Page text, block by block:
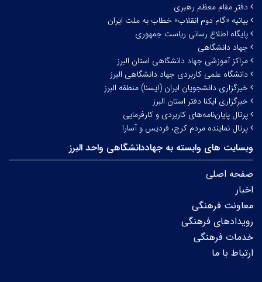
دفتر مقام معظم رهبری
بیانیه «گام دوم انقلاب» خطاب به ملت ایران
پایگاه اطلاع رسانی ریاست جمهوری
جهاد دانشگاهی
مراکز آموزشی جهاد دانشگاهی استان البرز
دانشگاه علمی کاربردی جهاد دانشگاهی البرز
خبرگزاری دانشجویان ایران (ایسنا) منطقه البرز
خبرگزاری ایکنا دفتر استان البرز
پرتال پایان‌نامه‌های کاربردی و کارفرمایی
پرتال نماینده مردم کرج، فردیس و آسارا
وبسایت های وابسته به جهاددانشگاهی واحد البرز
صفحه اصلی
اخبار
معاونت فرهنگی
رویدادهای فرهنگی
خدمات فرهنگی
ارتباط با ما